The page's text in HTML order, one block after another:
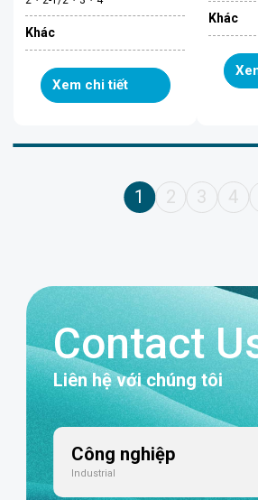
Khác
Xem chi tiết
Khác
1 2 3 4
Contact
Liên hệ với chúng tôi
Công nghiệp
Industrial